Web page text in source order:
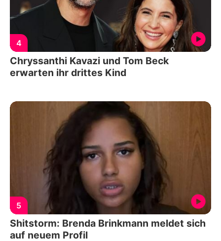
4
Chryssanthi Kavazi und Tom Beck
erwarten ihr drittes Kind
5
Shitstorm: Brenda Brinkmann meldet sich
auf neuem Profil